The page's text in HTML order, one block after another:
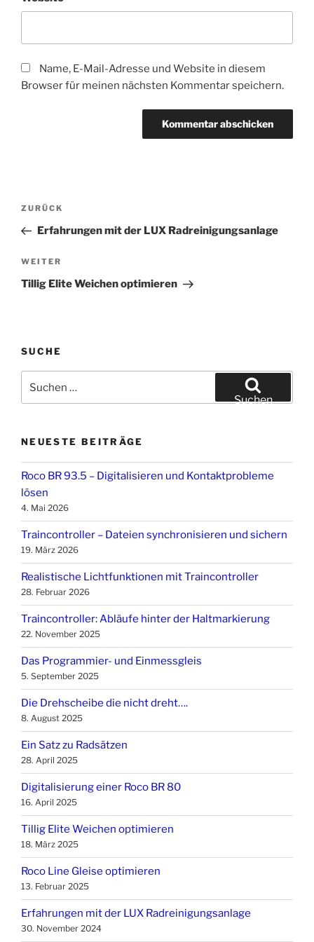
Name, E-Mail-Adresse und Website in diesem
Browser für meinen nächsten Kommentar speichern.
Beitragsnavigation
Vorheriger
Beitrag
ZURÜCK
Erfahrungen mit der LUX Radreinigungsanlage
Nächster
Beitrag
WEITER
Tillig Elite Weichen optimieren
SUCHE
nach:
Suchen
NEUESTE BEITRÄGE
Roco BR 93.5 – Digitalisieren und Kontaktprobleme
lösen
4. Mai 2026
Traincontroller – Dateien synchronisieren und sichern
19. März 2026
Realistische Lichtfunktionen mit Traincontroller
28. Februar 2026
Traincontroller: Abläufe hinter der Haltmarkierung
22. November 2025
Das Programmier- und Einmessgleis
5. September 2025
Die Drehscheibe die nicht dreht….
8. August 2025
Ein Satz zu Radsätzen
28. April 2025
Digitalisierung einer Roco BR 80
16. April 2025
Tillig Elite Weichen optimieren
18. März 2025
Roco Line Gleise optimieren
13. Februar 2025
Erfahrungen mit der LUX Radreinigungsanlage
30. November 2024